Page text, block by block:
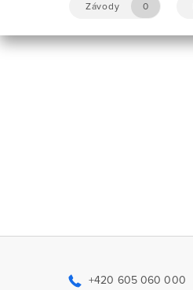
Závody 0
+420 605 060 000